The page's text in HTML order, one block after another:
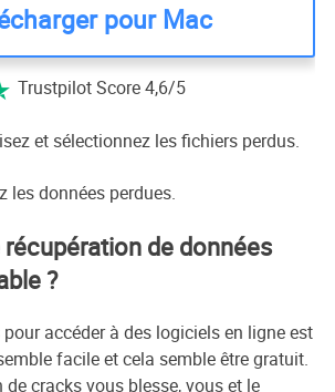
pour Mac
Trustpilot Score 4,6/5
et sélectionnez les fichiers perdus.
les données perdues.
de données
?
accéder à des logiciels en ligne est
facile et cela semble être gratuit.
cracks vous blesse, vous et le